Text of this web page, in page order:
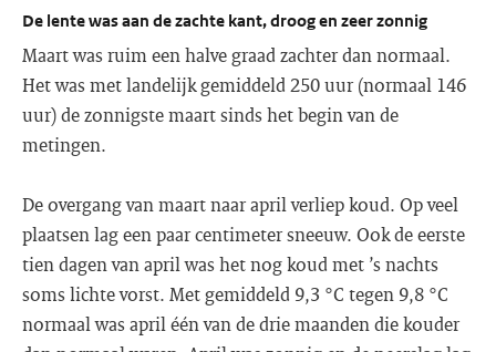
De lente was aan de zachte kant, droog en zeer zonnig
Maart was ruim een halve graad zachter dan normaal.
Het was met landelijk gemiddeld 250 uur (normaal 146
uur) de zonnigste maart sinds het begin van de
metingen.
De overgang van maart naar april verliep koud. Op veel
plaatsen lag een paar centimeter sneeuw. Ook de eerste
tien dagen van april was het nog koud met ’s nachts
soms lichte vorst. Met gemiddeld 9,3 °C tegen 9,8 °C
normaal was april één van de drie maanden die kouder